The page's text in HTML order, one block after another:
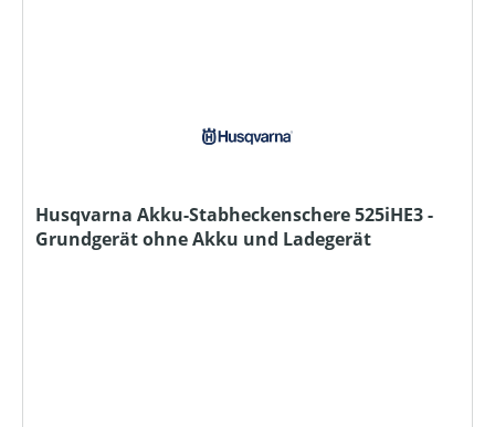
Husqvarna Akku-Stabheckenschere 525iHE3 -
Grundgerät ohne Akku und Ladegerät